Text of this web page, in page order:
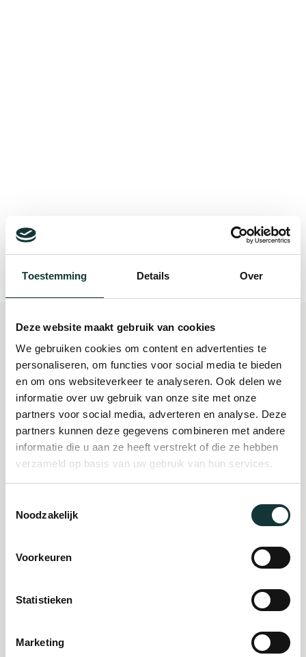
Toestemming Details Over
Deze website maakt gebruik van cookies
We gebruiken cookies om content en advertenties te
personaliseren, om functies voor social media te bieden
en om ons websiteverkeer te analyseren. Ook delen we
informatie over uw gebruik van onze site met onze
partners voor social media, adverteren en analyse. Deze
partners kunnen deze gegevens combineren met andere
informatie die u aan ze heeft verstrekt of die ze hebben
verzameld op basis van uw gebruik van hun services.
Noodzakelijk
Voorkeuren
Statistieken
Marketing
Bekijk alle blogberichten
Plan je bezoek
Evenement
organiseren
Steun ons
Auditie
De Pieterskerk als